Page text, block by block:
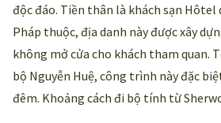
độc đáo. Tiền thân là khách sạn
Pháp thuộc, địa danh này được xây
không mở cửa cho khách tham quan.
bộ Nguyễn Huệ, công trình này đặc
đêm. Khoảng cách đi bộ tính từ